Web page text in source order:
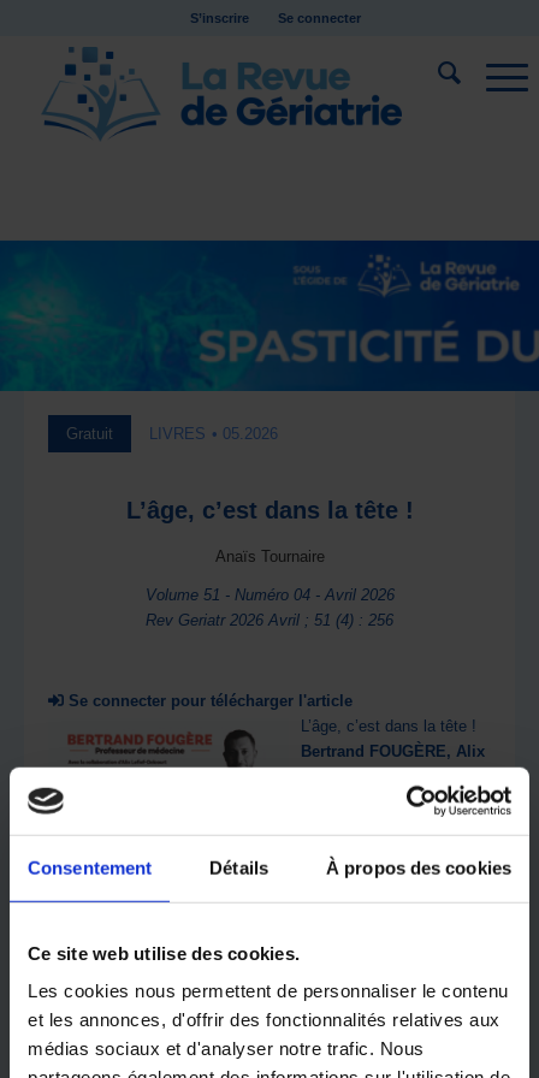
Consentement Détails À propos des cookies
Ce site web utilise des cookies.
Les cookies nous permettent de personnaliser le contenu
et les annonces, d'offrir des fonctionnalités relatives aux
médias sociaux et d'analyser notre trafic. Nous
S’inscrire Se connecter
Gratuit LIVRES • 05.2026
L’âge, c’est dans la tête !
Anaïs Tournaire
Volume 51 - Numéro 04 - Avril 2026
Rev Geriatr 2026 Avril ; 51 (4) : 256
Se connecter pour télécharger l'article
L’âge, c’est dans la tête !
Bertrand FOUGÈRE, Alix
préface d’Antoine DE
« Le vieillissement est trop
souvent abordé comme un
problème à résoudre, un
vieillir était une anomalie.
Comme si le passage du
temps devait être caché